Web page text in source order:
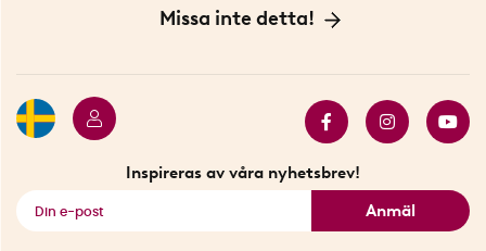
Vår historia
Blogg: Smarta tips
Missa inte detta!
Inspireras av våra nyhetsbrev!
Anmäl